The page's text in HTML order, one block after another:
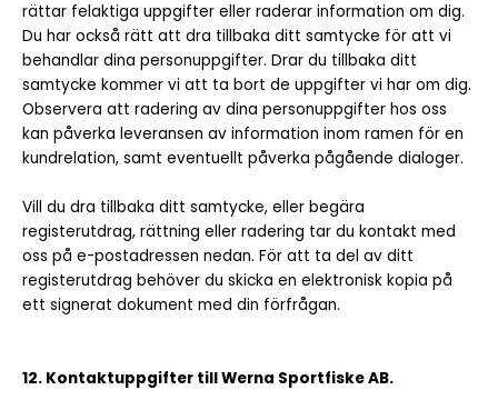
rättar felaktiga uppgifter eller raderar information om dig.
Du har också rätt att dra tillbaka ditt samtycke för att vi
behandlar dina personuppgifter. Drar du tillbaka ditt
samtycke kommer vi att ta bort de uppgifter vi har om dig.
Observera att radering av dina personuppgifter hos oss
kan påverka leveransen av information inom ramen för en
kundrelation, samt eventuellt påverka pågående dialoger.
Vill du dra tillbaka ditt samtycke, eller begära
registerutdrag, rättning eller radering tar du kontakt med
oss på e-postadressen nedan. För att ta del av ditt
registerutdrag behöver du skicka en elektronisk kopia på
ett signerat dokument med din förfrågan.
12. Kontaktuppgifter till Werna Sportfiske AB.